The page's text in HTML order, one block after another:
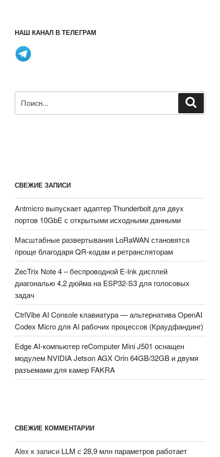
НАШ КАНАЛ В ТЕЛЕГРАМ
СВЕЖИЕ ЗАПИСИ
Antmicro выпускает адаптер Thunderbolt для двух
портов 10GbE с открытыми исходными данными
Масштабные развертывания LoRaWAN становятся
проще благодаря QR-кодам и ретрансляторам
ZecTrix Note 4 – беспроводной E-Ink дисплей
диагональю 4,2 дюйма на ESP32-S3 для голосовых
задач
CtrlVibe AI Console клавиатура — альтернатива OpenAI
Codex Micro для AI рабочих процессов (Краудфандинг)
Edge AI-компьютер reComputer Mini J501 оснащен
модулем NVIDIA Jetson AGX Orin 64GB/32GB и двумя
разъемами для камер FAKRA
СВЕЖИЕ КОММЕНТАРИИ
Alex к записи LLM с 28,9 млн параметров работает